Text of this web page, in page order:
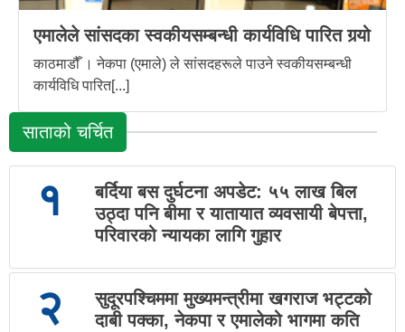
एमालेले सांसदका स्वकीयसम्बन्धी कार्यविधि पारित गर्‍यो
काठमाडौँ । नेकपा (एमाले) ले सांसदहरूले पाउने स्वकीयसम्बन्धी
कार्यविधि पारित[...]
साताको चर्चित
१
बर्दिया बस दुर्घटना अपडेट: ५५ लाख बिल
उठ्दा पनि बीमा र यातायात व्यवसायी बेपत्ता,
परिवारको न्यायका लागि गुहार
२
सुदूरपश्चिममा मुख्यमन्त्रीमा खगराज भट्टको
दाबी पक्का, नेकपा र एमालेको भागमा कति